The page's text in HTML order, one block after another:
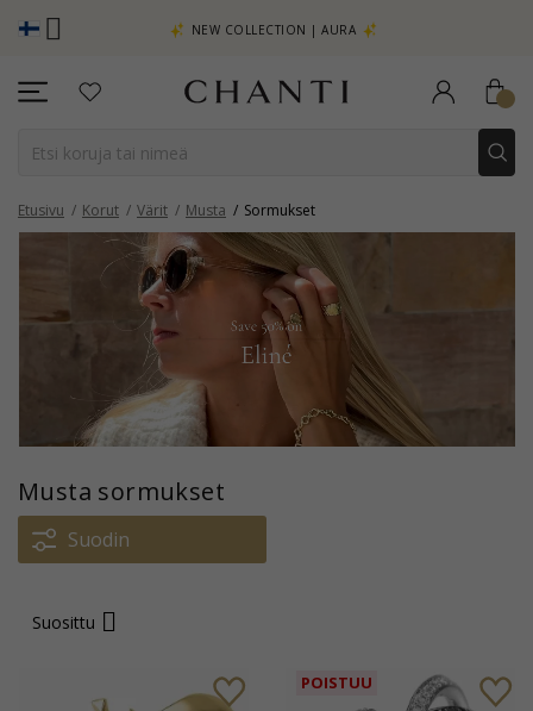
LISÄÄ -
NEW COLLECTION | AURA
Etusivu Korut Värit Musta Sormukset
Musta sormukset
Suodin
Suosittu
POISTUU